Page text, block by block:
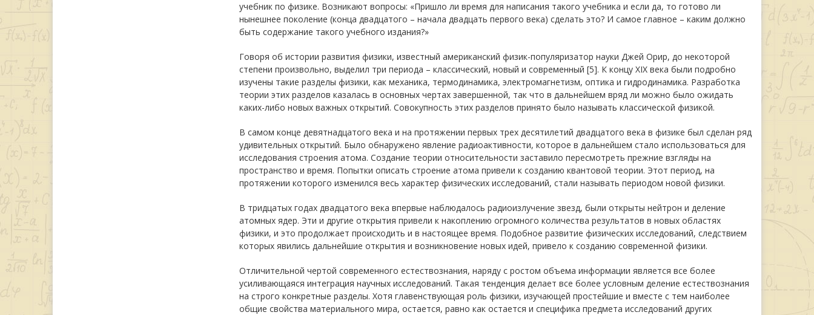
учебник по физике. Возникают вопросы: «Пришло ли время для написания такого учебника и если да, то готово ли
нынешнее поколение (конца двадцатого – начала двадцать первого века) сделать это? И самое главное – каким должно
быть содержание такого учебного издания?»
Говоря об истории развития физики, известный американский физик-популяризатор науки Джей Орир, до некоторой
степени произвольно, выделил три периода – классический, новый и современный [5]. К концу XIX века были подробно
изучены такие разделы физики, как механика, термодинамика, электромагнетизм, оптика и гидродинамика. Разработка
теории этих разделов казалась в основных чертах завершенной, так что в дальнейшем вряд ли можно было ожидать
каких-либо новых важных открытий. Совокупность этих разделов принято было называть классической физикой.
В самом конце девятнадцатого века и на протяжении первых трех десятилетий двадцатого века в физике был сделан ряд
удивительных открытий. Было обнаружено явление радиоактивности, которое в дальнейшем стало использоваться для
исследования строения атома. Создание теории относительности заставило пересмотреть прежние взгляды на
пространство и время. Попытки описать строение атома привели к созданию квантовой теории. Этот период, на
протяжении которого изменился весь характер физических исследований, стали называть периодом новой физики.
В тридцатых годах двадцатого века впервые наблюдалось радиоизлучение звезд, были открыты нейтрон и деление
атомных ядер. Эти и другие открытия привели к накоплению огромного количества результатов в новых областях
физики, и это продолжает происходить и в настоящее время. Подобное развитие физических исследований, следствием
которых явились дальнейшие открытия и возникновение новых идей, привело к созданию современной физики.
Отличительной чертой современного естествознания, наряду с ростом объема информации является все более
усиливающаяся интеграция научных исследований. Такая тенденция делает все более условным деление естествознания
на строго конкретные разделы. Хотя главенствующая роль физики, изучающей простейшие и вместе с тем наиболее
общие свойства материального мира, остается, равно как остается и специфика предмета исследований других